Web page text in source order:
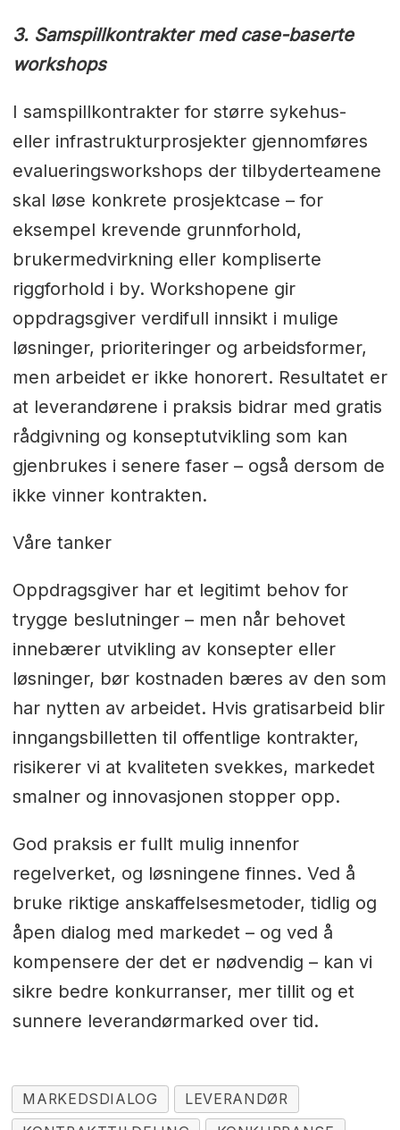
3. Samspillkontrakter med case-baserte
workshops
I samspillkontrakter for større sykehus-
eller infrastrukturprosjekter gjennomføres
evalueringsworkshops der tilbyderteamene
skal løse konkrete prosjektcase – for
eksempel krevende grunnforhold,
brukermedvirkning eller kompliserte
riggforhold i by. Workshopene gir
oppdragsgiver verdifull innsikt i mulige
løsninger, prioriteringer og arbeidsformer,
men arbeidet er ikke honorert. Resultatet er
at leverandørene i praksis bidrar med gratis
rådgivning og konseptutvikling som kan
gjenbrukes i senere faser – også dersom de
ikke vinner kontrakten.
Våre tanker
Oppdragsgiver har et legitimt behov for
trygge beslutninger – men når behovet
innebærer utvikling av konsepter eller
løsninger, bør kostnaden bæres av den som
har nytten av arbeidet. Hvis gratisarbeid blir
inngangsbilletten til offentlige kontrakter,
risikerer vi at kvaliteten svekkes, markedet
smalner og innovasjonen stopper opp.
God praksis er fullt mulig innenfor
regelverket, og løsningene finnes. Ved å
bruke riktige anskaffelsesmetoder, tidlig og
åpen dialog med markedet – og ved å
kompensere der det er nødvendig – kan vi
sikre bedre konkurranser, mer tillit og et
sunnere leverandørmarked over tid.
MARKEDSDIALOG
LEVERANDØR